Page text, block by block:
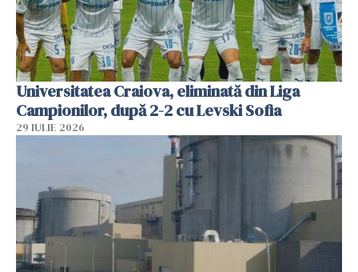
Universitatea Craiova, eliminată din Liga
Campionilor, după 2-2 cu Levski Sofia
29 IULIE 2026